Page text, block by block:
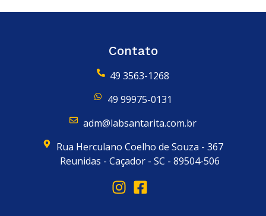
Contato
49 3563-1268
49 99975-0131
adm@labsantarita.com.br
Rua Herculano Coelho de Souza - 367
Reunidas - Caçador - SC - 89504-506